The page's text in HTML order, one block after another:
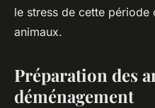
le stress de cette
animaux.
Préparation des
déménagement